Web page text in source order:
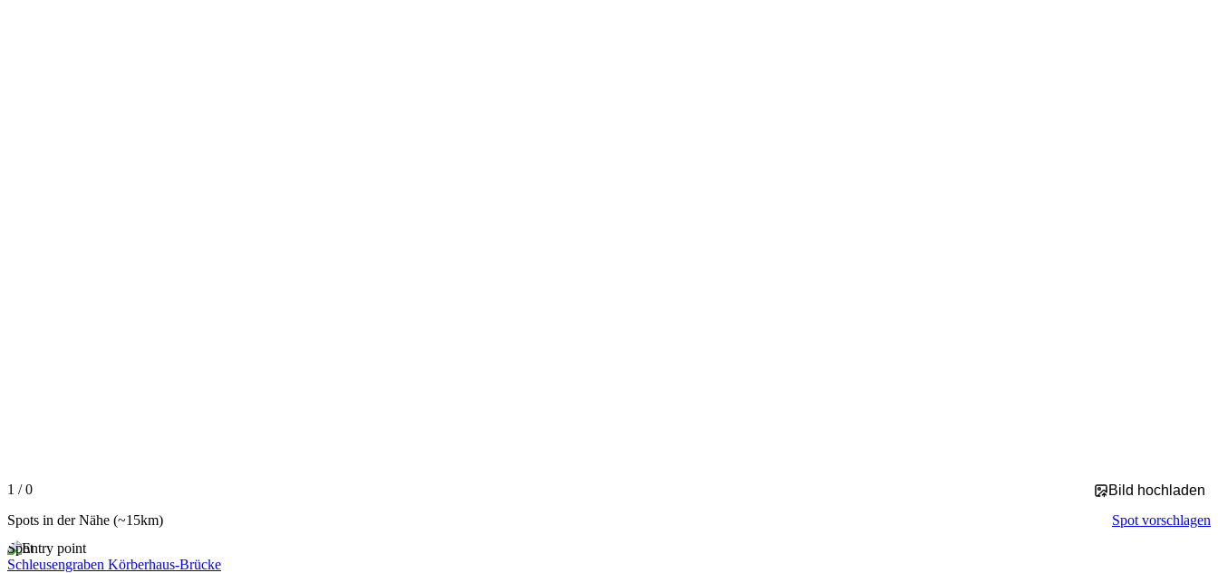
Slide 1 of 0 is displayed
1 / 0
Bild hochladen
Spots in der Nähe (~15km)
Spot vorschlagen
Spot
Schleusengraben Körberhaus-Brücke